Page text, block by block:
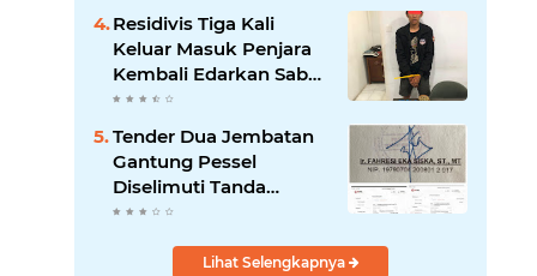
Residivis Tiga Kali
Keluar Masuk Penjara
Kembali Edarkan Sabu,
Polresta Bukittinggi
Sita 62 Paket Siap Edar
Tender Dua Jembatan
Gantung Pessel
Diselimuti Tanda
Tanya, Gangguan
di Balik Layar?Lihat Selengkapnya